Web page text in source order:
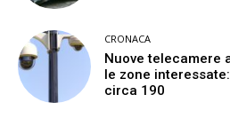
CRONACA
Nuove telecamere
le zone
circa 190